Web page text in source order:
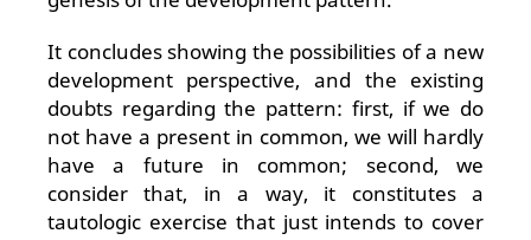
It concludes showing the possibilities of a new
development perspective, and the existing
doubts regarding the pattern: first, if we do
not have a present in common, we will hardly
have a future in common; second, we
consider that, in a way, it constitutes a
tautologic exercise that just intends to cover